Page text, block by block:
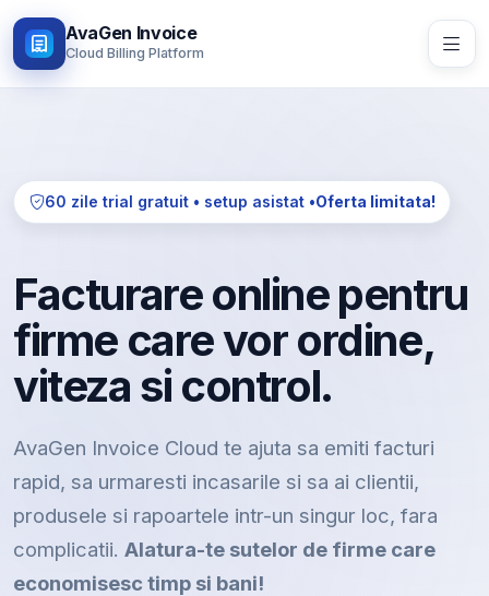
AvaGen Invoice
Cloud Billing Platform
60 zile trial gratuit • setup asistat •Oferta limitata!
Facturare online pentru
firme care vor ordine,
viteza si control.
AvaGen Invoice Cloud te ajuta sa emiti facturi
rapid, sa urmaresti incasarile si sa ai clientii,
produsele si rapoartele intr-un singur loc, fara
complicatii. Alatura-te sutelor de firme care
economisesc timp si bani!